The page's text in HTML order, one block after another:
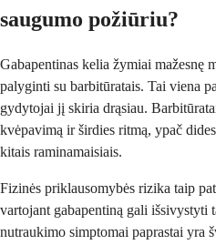
saugumo požiūriu?
Gabapentinas kelia žymiai mažesnę
palyginti su barbitūratais. Tai viena
gydytojai jį skiria drąsiau.
kvėpavimą ir širdies ritmą, ypač
kitais raminamaisiais.
Fizinės priklausomybės rizika taip
vartojant gabapentiną gali išsivystyti
nutraukimo simptomai paprastai yra